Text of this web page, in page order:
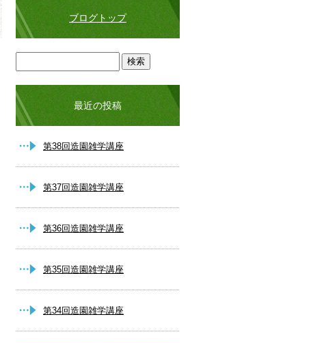
ブログトップ
最近の投稿
第38回造園雑学講座
第37回造園雑学講座
第36回造園雑学講座
第35回造園雑学講座
第34回造園雑学講座